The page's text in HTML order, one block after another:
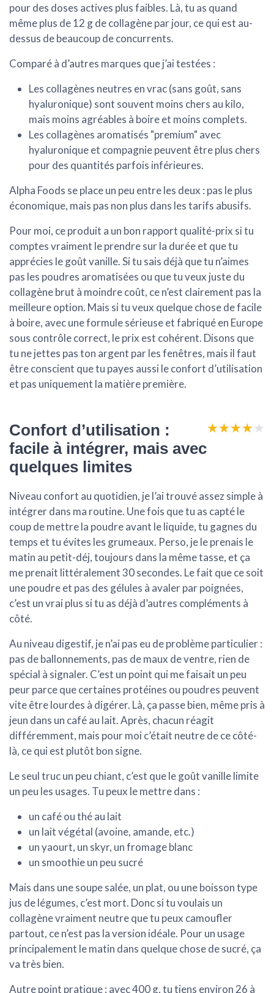
pour des doses actives plus faibles. Là, tu as quand
même plus de 12 g de collagène par jour, ce qui est au-
dessus de beaucoup de concurrents.
Comparé à d’autres marques que j’ai testées :
Les collagènes neutres en vrac(sans goût, sans
hyaluronique) sont souvent moins chers au kilo,
mais moins agréables à boire et moins complets.
Les collagènes aromatisés "premium" avec
hyaluronique et compagnie peuvent être plus chers
pour des quantités parfois inférieures.
Alpha Foods se place un peu entre les deux : pas le plus
économique, mais pas non plus dans les tarifs abusifs.
Pour moi, ce produit a un bon rapport qualité-prix si tu
comptes vraiment le prendre sur la durée et que tu
apprécies le goût vanille. Si tu sais déjà que tu n’aimes
pas les poudres aromatisées ou que tu veux juste du
collagène brut à moindre coût, ce n’est clairement pas la
meilleure option. Mais si tu veux quelque chose de facile
à boire, avec une formule sérieuse et fabriqué en Europe
sous contrôle correct, le prix est cohérent. Disons que
tu ne jettes pas ton argent par les fenêtres, mais il faut
être conscient que tu payes aussi le confort d’utilisation
et pas uniquement la matière première.
Confort d’utilisation :
facile à intégrer, mais avec
quelques limites
★★★★★
★★★★★
Niveau confort au quotidien, je l’ai trouvéassez simple à
intégrerdans ma routine. Une fois que tu as capté le
coup de mettre la poudre avant le liquide, tu gagnes du
temps et tu évites les grumeaux. Perso, je le prenais le
matin au petit-déj, toujours dans la même tasse, et ça
me prenait littéralement 30 secondes. Le fait que ce soit
une poudre et pas des gélules à avaler par poignées,
c’est un vrai plus si tu as déjà d’autres compléments à
côté.
Au niveau digestif, je n’ai pas eu de problème particulier:
pas de ballonnements, pas de maux de ventre, rien de
spécial à signaler. C’est un point qui me faisait un peu
peur parce que certaines protéines ou poudres peuvent
vite être lourdes à digérer. Là, ça passe bien, même pris à
jeun dans un café au lait. Après, chacun réagit
différemment, mais pour moi c’était neutre de ce côté-
là, ce qui est plutôt bon signe.
Le seul truc un peu chiant, c’est que le goût vanillelimite
un peu les usages. Tu peux le mettre dans :
un café ou thé au lait
un lait végétal (avoine, amande, etc.)
un yaourt, un skyr, un fromage blanc
un smoothie un peu sucré
Mais dans une soupe salée, un plat, ou une boisson type
jus de légumes, c’est mort. Donc si tu voulais un
collagène vraiment neutre que tu peux camoufler
partout, ce n’est pas la version idéale. Pour un usage
principalement le matin dans quelque chose de sucré, ça
va très bien.
Autre point pratique : avec400 g, tu tiens environ 26 à